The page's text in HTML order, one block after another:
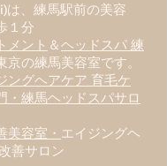
、 練馬駅前の美容
１分
メント ＆ヘッドスパ 練
京の練馬美容室です。
ングヘアケア 育毛ケ
・練馬ヘッドスパサロ
美容室・ エイジングヘ
善サロン